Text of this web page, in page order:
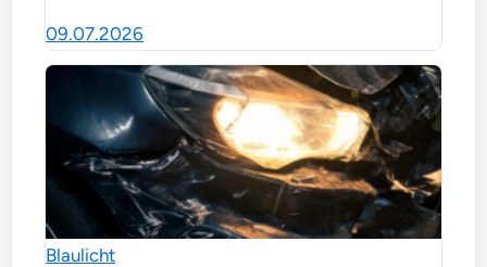
09.07.2026
Blaulicht